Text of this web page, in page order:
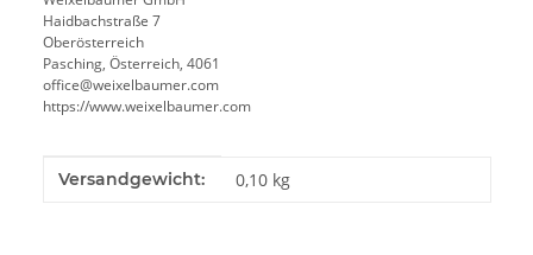
Haidbachstraße 7
Oberösterreich
Pasching, Österreich, 4061
office@weixelbaumer.com
https://www.weixelbaumer.com
Produkteigenschaft
Wert
Versandgewicht: 0,10 kg